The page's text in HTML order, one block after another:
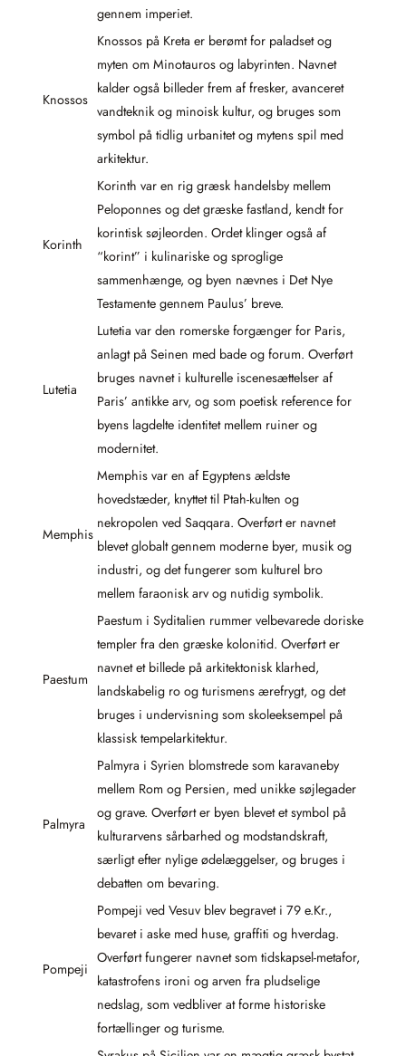
gennem imperiet.
Knossos
Knossos på Kreta er berømt for paladset og
myten om Minotauros og labyrinten. Navnet
kalder også billeder frem af fresker, avanceret
vandteknik og minoisk kultur, og bruges som
symbol på tidlig urbanitet og mytens spil med
arkitektur.
Korinth
Korinth var en rig græsk handelsby mellem
Peloponnes og det græske fastland, kendt for
korintisk søjleorden. Ordet klinger også af
“korint” i kulinariske og sproglige
sammenhænge, og byen nævnes i Det Nye
Testamente gennem Paulus’ breve.
Lutetia
Lutetia var den romerske forgænger for Paris,
anlagt på Seinen med bade og forum. Overført
bruges navnet i kulturelle iscenesættelser af
Paris’ antikke arv, og som poetisk reference for
byens lagdelte identitet mellem ruiner og
modernitet.
Memphis
Memphis var en af Egyptens ældste
hovedstæder, knyttet til Ptah-kulten og
nekropolen ved Saqqara. Overført er navnet
blevet globalt gennem moderne byer, musik og
industri, og det fungerer som kulturel bro
mellem faraonisk arv og nutidig symbolik.
Paestum
Paestum i Syditalien rummer velbevarede doriske
templer fra den græske kolonitid. Overført er
navnet et billede på arkitektonisk klarhed,
landskabelig ro og turismens ærefrygt, og det
bruges i undervisning som skoleeksempel på
klassisk tempelarkitektur.
Palmyra
Palmyra i Syrien blomstrede som karavaneby
mellem Rom og Persien, med unikke søjlegader
og grave. Overført er byen blevet et symbol på
kulturarvens sårbarhed og modstandskraft,
særligt efter nylige ødelæggelser, og bruges i
debatten om bevaring.
Pompeji
Pompeji ved Vesuv blev begravet i 79 e.Kr.,
bevaret i aske med huse, graffiti og hverdag.
Overført fungerer navnet som tidskapsel-metafor,
katastrofens ironi og arven fra pludselige
nedslag, som vedbliver at forme historiske
fortællinger og turisme.